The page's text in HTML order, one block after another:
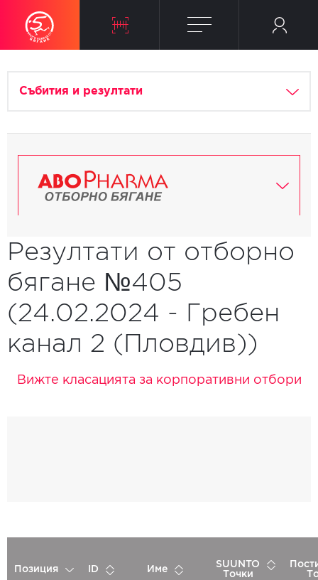
Събития и резултати
Резултати от отборно
бягане №405
(24.02.2024 - Гребен
канал 2 (Пловдив))
Вижте класацията за корпоративни отбори
Позиция ID Име
SUUNTO
Точки